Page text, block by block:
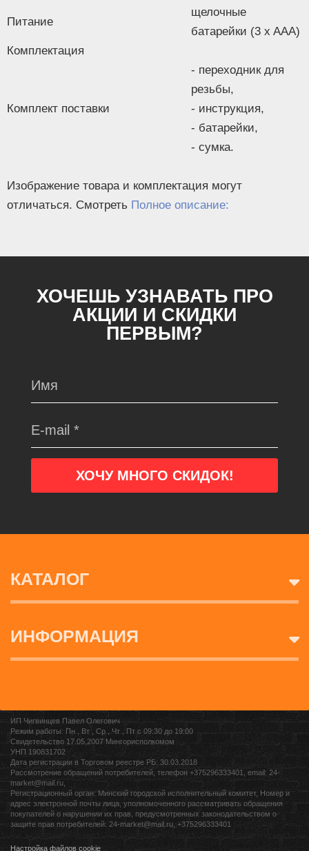
Питание
щелочные
батарейки (3 x AAA)
Комплектация
Комплект поставки
- переходник для
резьбы,
- инструкция,
- батарейки,
- сумка.
Изображение товара и комплектация могут
отличаться. Смотреть Полное описание:
ХОЧЕШЬ УЗНАВАТЬ ПРО
АКЦИИ И СКИДКИ
ПЕРВЫМ?
КАТАЛОГ
ИНФОРМАЦИЯ
ИП Чигвинцев Павел Олегович
Режим работы: Пн , Вт , Ср , Чт , Пт c 09:30 до 19:00
Свидетельство 17.05.2007 Мингорисполкомом
УНП 190831702
Дата регистрации в Торговом реестре РБ: 30.03.2018
Рассмотрение обращений потребителей, телефон +375296333401, email: 24-
market@mail.ru,
Регистрационный орган: Минский городской исполнительный комитет, Номер и
адрес электронной почты лица, уполномоченного рассматривать обращения
покупателей о нарушении их прав, предусмотренных законодательством о
защите прав потребителей: 24-market@mail.ru, +375296333401
Настройка файлов cookie